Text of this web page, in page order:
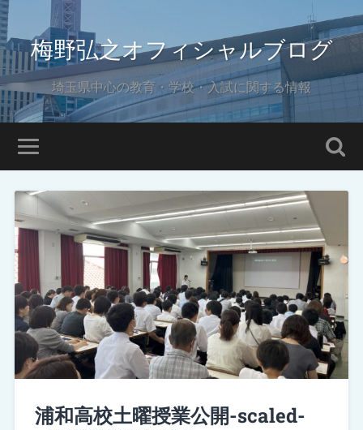
梅野弘之オフィシャルブログ
埼玉県中心の教育・学校・入試に関する情報
浦和高校土曜授業公開-scaled-